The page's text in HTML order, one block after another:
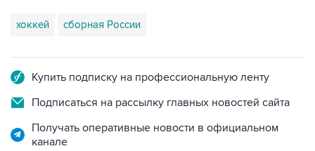
хоккей сборная России
Купить подписку на профессиональную ленту
Подписаться на рассылку главных новостей сайта
Получать оперативные новости в официальном
канале